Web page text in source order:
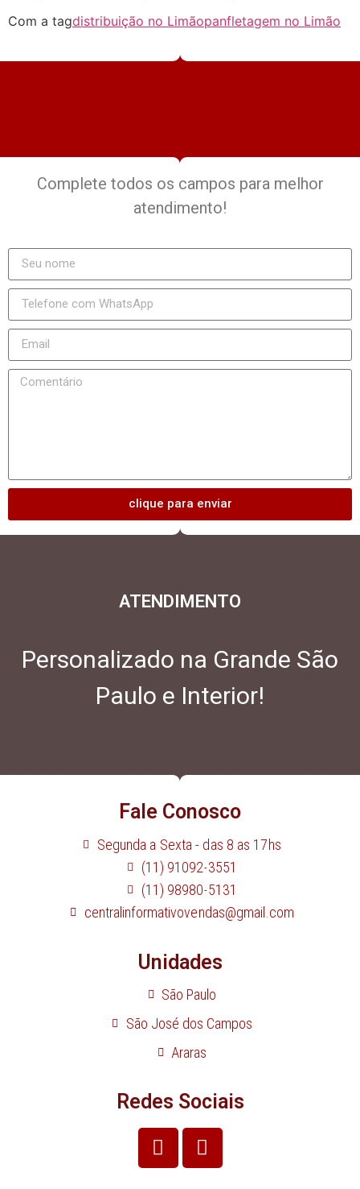
Com a tagdistribuição no Limãopanfletagem no Limão
Complete todos os campos para melhor
atendimento!
clique para enviar
ATENDIMENTO
Personalizado na Grande São
Paulo e Interior!
Fale Conosco
Segunda a Sexta - das 8 as 17hs
(11) 91092-3551
(11) 98980-5131
centralinformativovendas@gmail.com
Unidades
São Paulo
São José dos Campos
Araras
Redes Sociais